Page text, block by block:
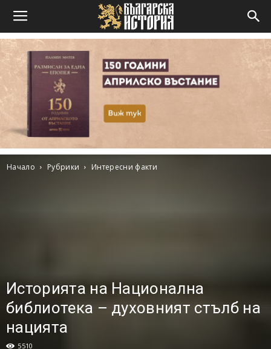
Начало Рубрики Интересни факти
Историята на Национална
библиотека – духовният стълб на
нацията
5510